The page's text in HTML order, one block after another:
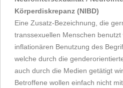
Körperdiskrepanz (NIBD)
Eine Zusatz-Bezeichnung, die
transsexuellen Menschen
inflationären Benutzung des
welche durch die
auch durch die Medien getätigt
Betroffene wollen einfach nicht